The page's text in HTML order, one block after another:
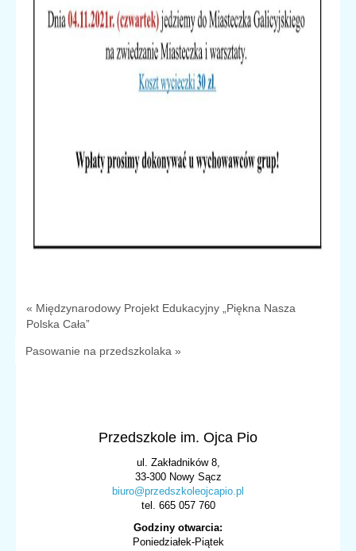
« Międzynarodowy Projekt Edukacyjny „Piękna Nasza
Polska Cała”
Pasowanie na przedszkolaka »
Przedszkole im. Ojca Pio
ul. Zakładników 8,
33-300 Nowy Sącz
biuro@przedszkoleojcapio.pl
tel. 665 057 760
Godziny otwarcia:
Poniedziałek-Piątek